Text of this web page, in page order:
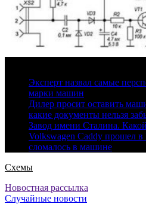
Эксперт назвал самые
марки машин
Дилер просит оставить
какие документы нельзя
Завод имени Сталина.
Volkswagen Caddy прошел
сломалось в машине
Схемы
Новостная рассылка
Случайные новости